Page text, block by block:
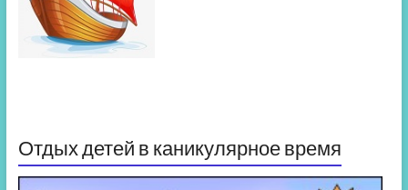
Отдых детей в каникулярное время